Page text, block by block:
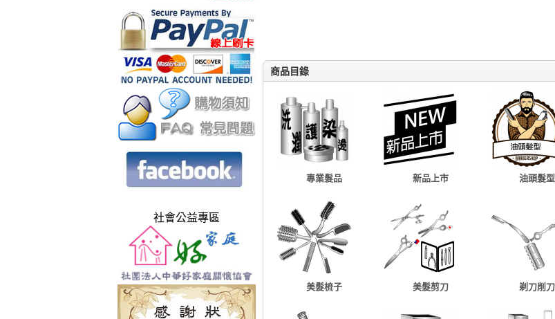
社會公益專區
商品目錄
專業髮品 新品上市 油頭髮型
美髮梳子 美髮剪刀 剃刀削刀